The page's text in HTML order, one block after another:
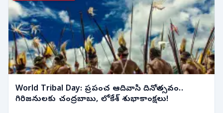
World Tribal Day: ప్రపంచ ఆదివాసీ దినోత్సవం..
గిరిజనులకు చంద్రబాబు, లోకేశ్ శుభాకాంక్షలు!